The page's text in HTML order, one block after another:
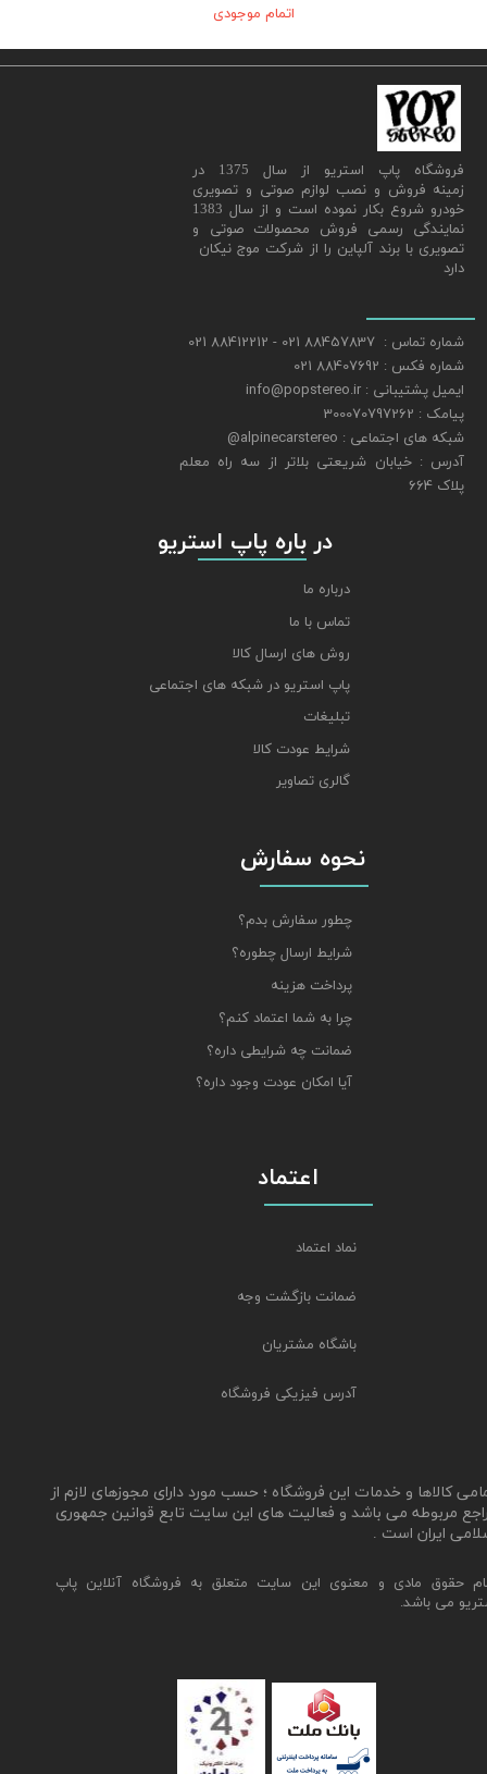
اتمام موجودی
​فروشگاه پاپ استریو از سال 1375 در
زمینه فروش و نصب لوازم صوتی و تصویری
خودرو شروع بکار نموده است و از سال 1383
نمایندگی رسمی فروش محصولات صوتی و
تصویری با برند آلپاین را از شرکت موج نیکان
دارد
شماره تماس : 88457837 021 - 88412212 021
شماره فکس : 88407692 021
ایمیل پشتیبانی : info@popstereo.ir
پیامک : 300070797262
شبکه های اجتماعی : alpinecarstereo@
​​​​​​​آدرس : خیابان شریعتی بلاتر از سه راه معلم
پلاک 664
نحوه سفارش
چطور سفارش بدم؟
شرایط ارسال چطوره؟
پرداخت هزینه
چرا به شما اعتماد کنم؟
ضمانت چه شرایطی داره؟
آیا امکان عودت وجود داره؟
حقوق مادی و معنوی این سایت متعلق به فروشگاه آنلاین پاپ
می باشد.
اعتماد
نماد اعتماد
ضمانت بازگشت وجه
باشگاه مشتریان
آدرس فیزیکی فروشگاه
​​​​​​​ در باره پاپ استریو
درباره ما
تماس با ما
روش های ارسال کالا
پاپ استریو در شبکه های اجتماعی
تبلیغات
شرایط عودت کالا
گالری تصاویر
کالاها و خدمات این فروشگاه ؛ حسب مورد دارای مجوزهای لازم از
مربوطه می باشد و فعالیت های این سایت تابع قوانین جمهوری
ایران است .